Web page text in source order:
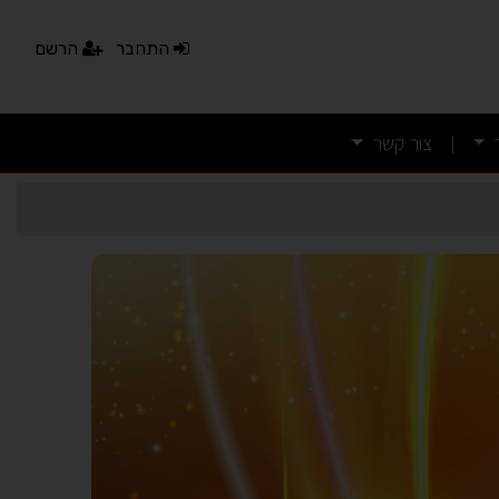
התחבר הרשם
| צור קשר